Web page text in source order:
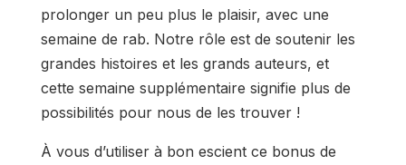
prolonger un peu plus le plaisir, avec une
semaine de rab. Notre rôle est de soutenir les
grandes histoires et les grands auteurs, et
cette semaine supplémentaire signifie plus de
possibilités pour nous de les trouver !
À vous d’utiliser à bon escient ce bonus de